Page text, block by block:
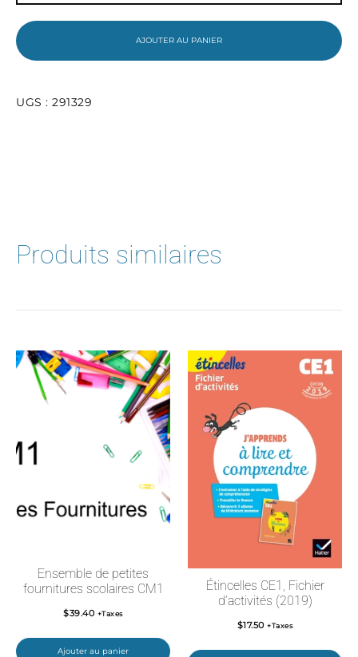
de
petites
fournitures
3e
AJOUTER AU PANIER
UGS : 291329
Produits similaires
Ensemble de petites
fournitures scolaires CM1
$39.40 +Taxes
Ajouter au panier
Étincelles CE1, Fichier
d’activités (2019)
$17.50 +Taxes